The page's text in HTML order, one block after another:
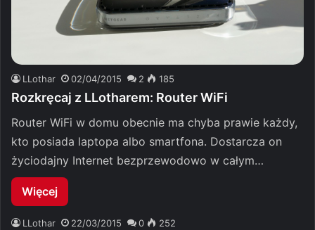
LLothar 02/04/2015 2 185
Rozkręcaj z LLotharem: Router WiFi
Router WiFi w domu obecnie ma chyba prawie każdy,
kto posiada laptopa albo smartfona. Dostarcza on
życiodajny Internet bezprzewodowo w całym…
Więcej
LLothar 22/03/2015 0 252